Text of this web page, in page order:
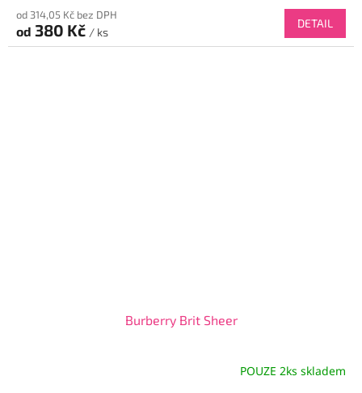
od 314,05 Kč bez DPH
od 380 Kč / ks
DETAIL
Burberry Brit Sheer
POUZE 2ks skladem